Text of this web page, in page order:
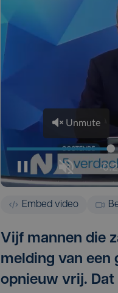
Embed video
Vijf mannen die
melding van een
opnieuw vrij. Dat